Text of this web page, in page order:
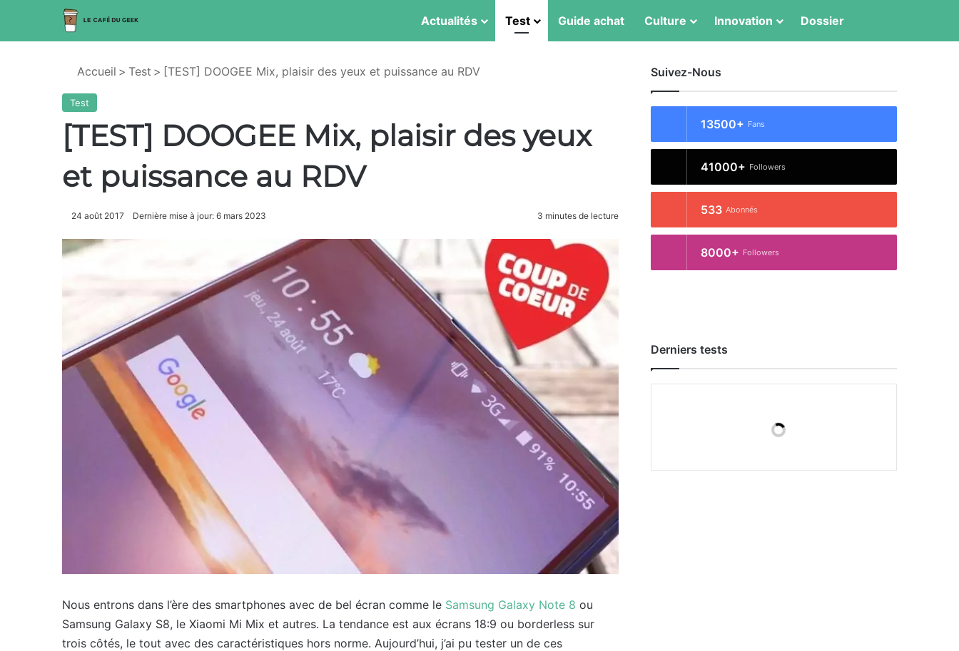
Actualités Test Guide achat Culture Innovation Dossier
Accueil > Test > [TEST] DOOGEE Mix, plaisir des yeux et puissance au RDV
Test
[TEST] DOOGEE Mix, plaisir des yeux
et puissance au RDV
24 août 2017 Dernière mise à jour: 6 mars 2023 3 minutes de lecture
Nous entrons dans l’ère des smartphones avec de bel écran comme le Samsung Galaxy Note 8 ou
Samsung Galaxy S8, le Xiaomi Mi Mix et autres. La tendance est aux écrans 18:9 ou borderless sur
trois côtés, le tout avec des caractéristiques hors norme. Aujourd’hui, j’ai pu tester un de ces
Suivez-Nous
13500+ Fans
41000+ Followers
533 Abonnés
8000+ Followers
Derniers tests